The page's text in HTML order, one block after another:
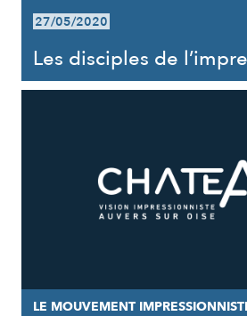
27/05/2020
Les disciples de
LE MOUVEMENT